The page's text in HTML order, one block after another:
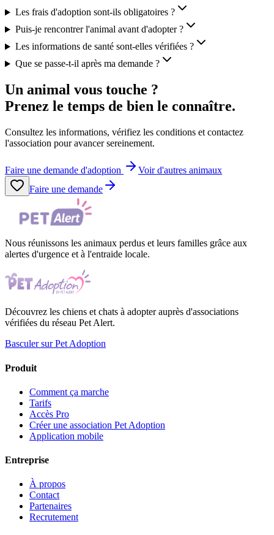
Les frais d'adoption sont-ils obligatoires ?
Puis-je rencontrer l'animal avant d'adopter ?
Les informations de santé sont-elles vérifiées ?
Que se passe-t-il après ma demande ?
Un animal vous touche ?
Prenez le temps de bien le connaître.
Consultez les informations, vérifiez les conditions et contactez
l'association pour avancer sereinement.
Faire une demande d'adoption
Voir d'autres animaux
Faire une demande
Nous réunissons les animaux perdus et leurs familles grâce aux
alertes d'urgence et à l'entraide locale.
Découvrez les chiens et chats à adopter auprès d'associations
vérifiées du réseau Pet Alert.
Basculer sur Pet Adoption
Produit
Comment ça marche
Tarifs
Accès Pro
Créer une association Pet Adoption
Application mobile
Entreprise
À propos
Contact
Partenaires
Recrutement